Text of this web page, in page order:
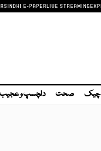
SINDHI E-PAPERLIVE STREAMING
چیک صحت دلچسپ و عجیب